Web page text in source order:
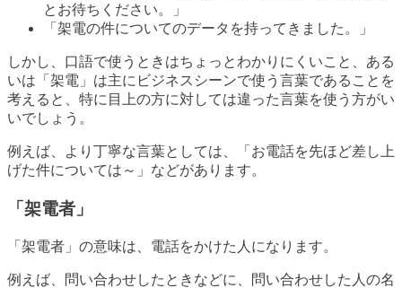
とお待ちください。」
「架電の件についてのデータを持ってきました。」
しかし、口語で使うときはちょっとわかりにくいこと、ある
いは「架電」は主にビジネスシーンで使う言葉であることを
考えると、特に目上の方に対しては違った言葉を使う方がい
いでしょう。
例えば、より丁寧な言葉としては、「お電話を先ほど差し上
げた件については～」などがあります。
「架電者」
「架電者」の意味は、電話をかけた人になります。
例えば、問い合わせしたときなどに、問い合わせした人の名